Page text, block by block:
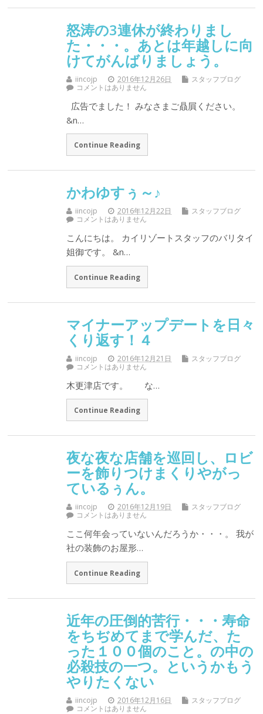
怒涛の3連休が終わりまし
た・・・。あとは年越しに向
けてがんばりましょう。
iincojp 2016年12月26日
スタッフブログ
コメントはありません
広告でました！ みなさまご贔屓ください。
&n…
Continue Reading
かわゆすぅ～♪
iincojp 2016年12月22日
スタッフブログ
コメントはありません
こんにちは。 カイリゾートスタッフのバリタイ
姐御です。 &n…
Continue Reading
マイナーアップデートを日々
くり返す！４
iincojp 2016年12月21日
スタッフブログ
コメントはありません
木更津店です。 な…
Continue Reading
夜な夜な店舗を巡回し、ロビ
ーを飾りつけまくりやがっ
ているぅん。
iincojp 2016年12月19日
スタッフブログ
コメントはありません
ここ何年会っていないんだろうか・・・。 我が
社の装飾のお屋形…
Continue Reading
近年の圧倒的苦行・・・寿命
をちぢめてまで学んだ、た
った１００個のこと。の中の
必殺技の一つ。というかもう
やりたくない
iincojp 2016年12月16日
スタッフブログ
コメントはありません